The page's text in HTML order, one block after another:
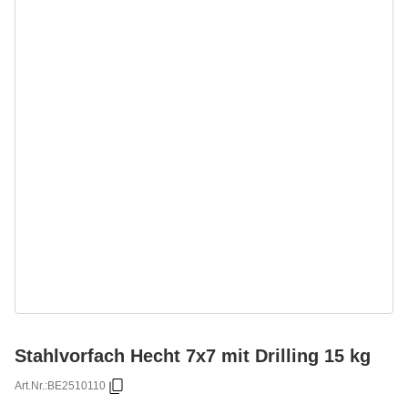
Stahlvorfach Hecht 7x7 mit Drilling 15 kg
Art.Nr.:BE2510110